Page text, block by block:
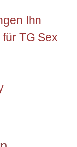
Ihn
TG Sex